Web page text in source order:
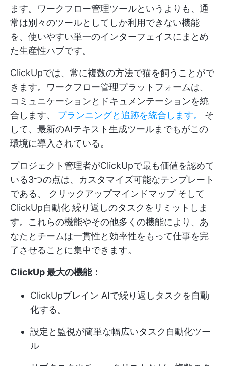
ます。ワークフロー管理ツールというよりも、通
常は別々のツールとしてしか利用できない機能
を、使いやすい単一のインターフェイスにまとめ
た生産性ハブです。
ClickUpでは、常に複数の方法で猫を飼うことがで
きます。ワークフロー管理プラットフォームは、
コミュニケーションとドキュメンテーションを統
合します、 プランニングと追跡を統合します。
そ
して、最新のAIテキスト生成ツールまでもがこの
環境に導入されている。
プロジェクト管理者がClickUpで最も価値を認めて
いる3つの点は、カスタマイズ可能なテンプレート
である、 クリックアップマインドマップそして
ClickUp自動化 繰り返しのタスクをリミットしま
す。これらの機能やその他多くの機能により、あ
なたとチームは一貫性と効率性をもって仕事を完
了させることに集中できます。
ClickUp 最大の機能：
ClickUpブレイン AIで繰り返しタスクを自動
化する。
設定と監視が簡単な幅広いタスク自動化ツー
ル